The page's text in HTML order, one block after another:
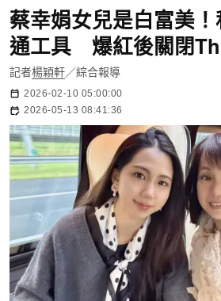
蔡幸娟女兒是白富美
通工具 爆紅後關閉
記者楊穎軒／綜合報導
2026-02-10 05:00:00
2026-05-13 08:41:36